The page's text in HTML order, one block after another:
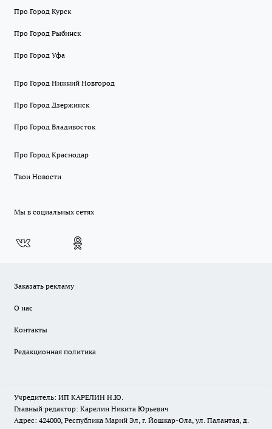
Про Город Курск
Про Город Рыбинск
Про Город Уфа
Про Город Нижний Новгород
Про Город Дзержинск
Про Город Владивосток
Про Город Краснодар
Твои Новости
Мы в социальных сетях
Заказать рекламу
О нас
Контакты
Редакционная политика
Учредитель: ИП КАРЕЛИН Н.Ю.
Главный редактор: Карелин Никита Юрьевич
Адрес: 424000, Республика Марий Эл, г. Йошкар-Ола, ул. Палантая, д.